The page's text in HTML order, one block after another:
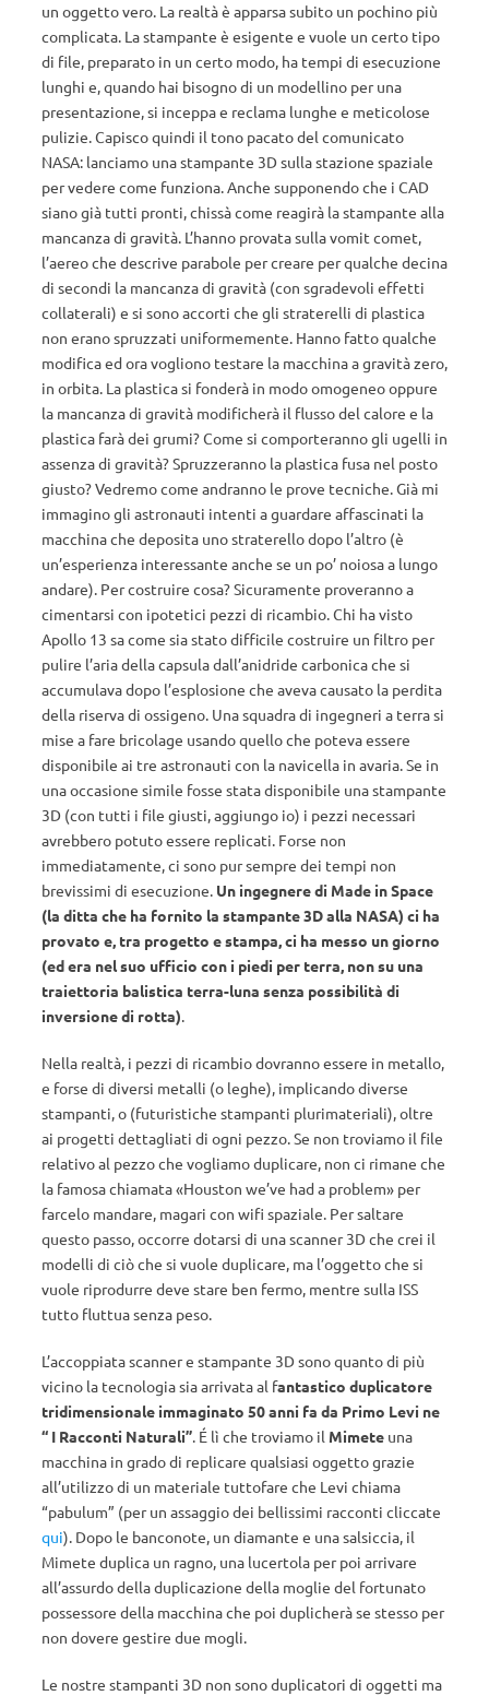
un oggetto vero. La realtà è apparsa subito un pochino più
complicata. La stampante è esigente e vuole un certo tipo
di file, preparato in un certo modo, ha tempi di esecuzione
lunghi e, quando hai bisogno di un modellino per una
presentazione, si inceppa e reclama lunghe e meticolose
pulizie. Capisco quindi il tono pacato del comunicato
NASA: lanciamo una stampante 3D sulla stazione spaziale
per vedere come funziona. Anche supponendo che i CAD
siano già tutti pronti, chissà come reagirà la stampante alla
mancanza di gravità. L’hanno provata sulla vomit comet,
l’aereo che descrive parabole per creare per qualche decina
di secondi la mancanza di gravità (con sgradevoli effetti
collaterali) e si sono accorti che gli straterelli di plastica
non erano spruzzati uniformemente. Hanno fatto qualche
modifica ed ora vogliono testare la macchina a gravità zero,
in orbita. La plastica si fonderà in modo omogeneo oppure
la mancanza di gravità modificherà il flusso del calore e la
plastica farà dei grumi? Come si comporteranno gli ugelli in
assenza di gravità? Spruzzeranno la plastica fusa nel posto
giusto? Vedremo come andranno le prove tecniche. Già mi
immagino gli astronauti intenti a guardare affascinati la
macchina che deposita uno straterello dopo l’altro (è
un’esperienza interessante anche se un po’ noiosa a lungo
andare). Per costruire cosa? Sicuramente proveranno a
cimentarsi con ipotetici pezzi di ricambio. Chi ha visto
Apollo 13 sa come sia stato difficile costruire un filtro per
pulire l’aria della capsula dall’anidride carbonica che si
accumulava dopo l’esplosione che aveva causato la perdita
della riserva di ossigeno. Una squadra di ingegneri a terra si
mise a fare bricolage usando quello che poteva essere
disponibile ai tre astronauti con la navicella in avaria. Se in
una occasione simile fosse stata disponibile una stampante
3D (con tutti i file giusti, aggiungo io) i pezzi necessari
avrebbero potuto essere replicati. Forse non
immediatamente, ci sono pur sempre dei tempi non
brevissimi di esecuzione. Un ingegnere di Made in Space
(la ditta che ha fornito la stampante 3D alla NASA) ci ha
provato e, tra progetto e stampa, ci ha messo un giorno
(ed era nel suo ufficio con i piedi per terra, non su una
traiettoria balistica terra-luna senza possibilità di
inversione di rotta).
Nella realtà, i pezzi di ricambio dovranno essere in metallo,
e forse di diversi metalli (o leghe), implicando diverse
stampanti, o (futuristiche stampanti plurimateriali), oltre
ai progetti dettagliati di ogni pezzo. Se non troviamo il file
relativo al pezzo che vogliamo duplicare, non ci rimane che
la famosa chiamata «Houston we’ve had a problem» per
farcelo mandare, magari con wifi spaziale. Per saltare
questo passo, occorre dotarsi di una scanner 3D che crei il
modelli di ciò che si vuole duplicare, ma l’oggetto che si
vuole riprodurre deve stare ben fermo, mentre sulla ISS
tutto fluttua senza peso.
L’accoppiata scanner e stampante 3D sono quanto di più
vicino la tecnologia sia arrivata al fantastico duplicatore
tridimensionale immaginato 50 anni fa da Primo Levi ne
“ I Racconti Naturali”. É lì che troviamo il Mimete una
macchina in grado di replicare qualsiasi oggetto grazie
all’utilizzo di un materiale tuttofare che Levi chiama
“pabulum” (per un assaggio dei bellissimi racconti cliccate
qui). Dopo le banconote, un diamante e una salsiccia, il
Mimete duplica un ragno, una lucertola per poi arrivare
all’assurdo della duplicazione della moglie del fortunato
possessore della macchina che poi duplicherà se stesso per
non dovere gestire due mogli.
Le nostre stampanti 3D non sono duplicatori di oggetti ma